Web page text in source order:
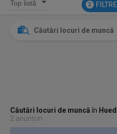
3 FILTRE
Căutări locuri de muncă
Căutări locuri de muncăîn
2 anunțuri